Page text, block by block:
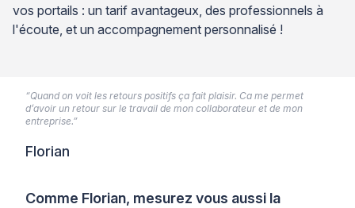
vos portails : un tarif avantageux, des professionnels à
l'écoute, et un accompagnement personnalisé !
Comme Florian, mesurez vous aussi la
“Quand on voit les retours positifs ça fait plaisir. Ca me permet
d’avoir un retour sur le travail de mon collaborateur et de mon
entreprise.”
Florian